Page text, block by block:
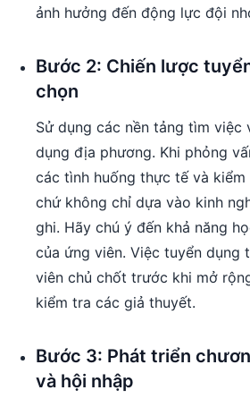
ảnh hưởng đến động lực đội
Bước 2: Chiến lược
chọn
Sử dụng các nền tảng tìm việc
dụng địa phương. Khi phỏng
các tình huống thực tế và
chứ không chỉ dựa vào kinh
ghi. Hãy chú ý đến khả năng
của ứng viên. Việc tuyển dụng
viên chủ chốt trước khi mở
kiểm tra các giả thuyết.
Bước 3: Phát triển
và hội nhập